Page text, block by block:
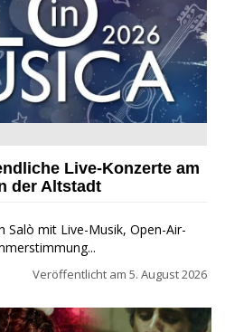
Live-Konzerte am
der Altstadt
Salò mit Live-Musik, Open-Air-
Veröffentlicht am 5. August 2026